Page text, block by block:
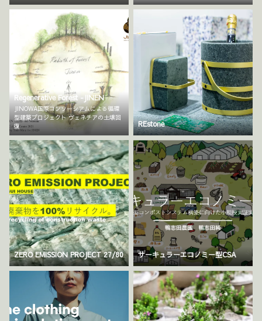
Regenerative Forest -JINEN
JINOWA国際コンソーシアムによる循環
型建築プロジェクト ヴェネチアの土壌回
復
REstone
ZERO EMISSION PROJECT 27/80 サーキュラーエコノミー型CSA